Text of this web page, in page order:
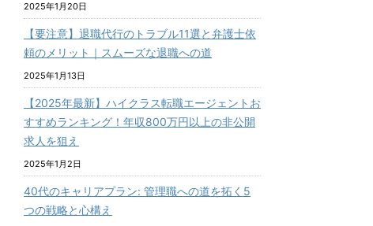
2025年1月20日
【要注意】退職代行のトラブル11選と弁護士依
頼のメリット｜スムーズな退職への道
2025年1月13日
【2025年最新】ハイクラス転職エージェントお
すすめランキング！年収800万円以上の非公開
求人を狙え
2025年1月2日
40代のキャリアプラン: 管理職への道を拓く5
つの戦略と心構え